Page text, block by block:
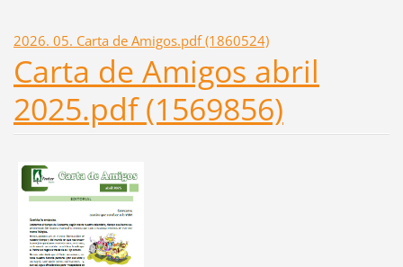
2026. 05. Carta de Amigos.pdf (1860524)
Carta de Amigos abril
2025.pdf (1569856)